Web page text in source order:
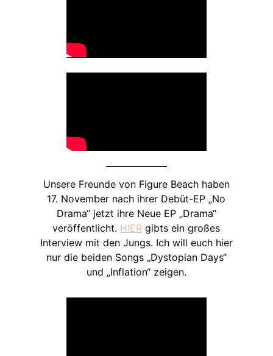
Unsere Freunde von Figure Beach haben
17. November nach ihrer Debüt-EP „No
Drama“ jetzt ihre Neue EP „Drama“
veröffentlicht. HIER gibts ein großes
Interview mit den Jungs. Ich will euch hier
nur die beiden Songs „Dystopian Days“
und „Inflation“ zeigen.